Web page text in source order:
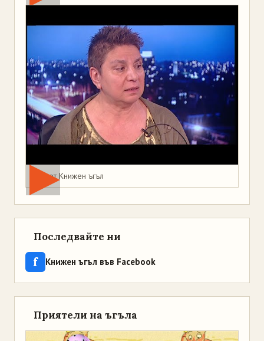
Мая от Книжен ъгъл
Последвайте ни
f Книжен ъгъл във Facebook
Приятели на ъгъла